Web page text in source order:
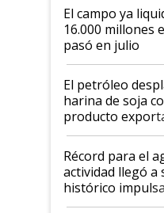
El campo ya
16.000 millones
pasó en julio
El petróleo
harina de soja
producto
el agro aportó
diez dólares y
liderazgo en un
récord
Récord para el
actividad llegó a
histórico
cosecha y las